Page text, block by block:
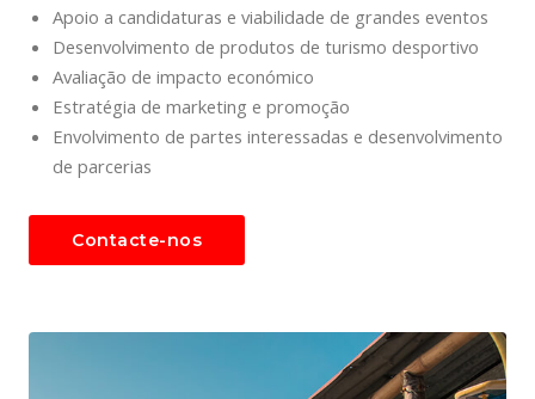
Apoio a candidaturas e viabilidade de grandes eventos
Desenvolvimento de produtos de turismo desportivo
Avaliação de impacto económico
Estratégia de marketing e promoção
Envolvimento de partes interessadas e desenvolvimento
de parcerias
Contacte-nos